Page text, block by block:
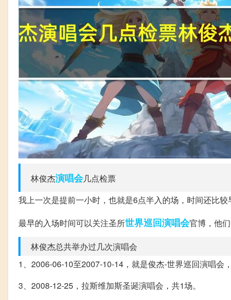
林俊杰演唱会几点检票
我上一次是提前一小时，也就是6点半入的场，时间还比
最早的入场时间可以关注圣所世界巡回演唱会官博，他
林俊杰总共举办过几次演唱会
1、2006-06-10至2007-10-14，就是俊杰-世界巡回演唱会
3、2008-12-25，拉斯维加斯圣诞演唱会，共1场。